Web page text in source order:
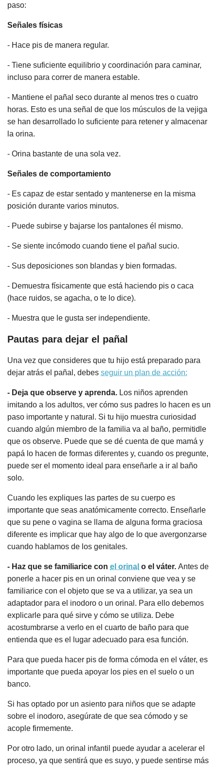
paso:
Señales físicas
- Hace pis de manera regular.
- Tiene suficiente equilibrio y coordinación para caminar,
incluso para correr de manera estable.
- Mantiene el pañal seco durante al menos tres o cuatro
horas. Esto es una señal de que los músculos de la vejiga
se han desarrollado lo suficiente para retener y almacenar
la orina.
- Orina bastante de una sola vez.
Señales de comportamiento
- Es capaz de estar sentado y mantenerse en la misma
posición durante varios minutos.
- Puede subirse y bajarse los pantalones él mismo.
- Se siente incómodo cuando tiene el pañal sucio.
- Sus deposiciones son blandas y bien formadas.
- Demuestra físicamente que está haciendo pis o caca
(hace ruidos, se agacha, o te lo dice).
- Muestra que le gusta ser independiente.
Pautas para dejar el pañal
Una vez que consideres que tu hijo está preparado para
dejar atrás el pañal, debes seguir un plan de acción:
- Deja que observe y aprenda. Los niños aprenden
imitando a los adultos, ver cómo sus padres lo hacen es un
paso importante y natural. Si tu hijo muestra curiosidad
cuando algún miembro de la familia va al baño, permitidle
que os observe. Puede que se dé cuenta de que mamá y
papá lo hacen de formas diferentes y, cuando os pregunte,
puede ser el momento ideal para enseñarle a ir al baño
solo.
Cuando les expliques las partes de su cuerpo es
importante que seas anatómicamente correcto. Enseñarle
que su pene o vagina se llama de alguna forma graciosa
diferente es implicar que hay algo de lo que avergonzarse
cuando hablamos de los genitales.
- Haz que se familiarice con el orinal o el váter. Antes de
ponerle a hacer pis en un orinal conviene que vea y se
familiarice con el objeto que se va a utilizar, ya sea un
adaptador para el inodoro o un orinal. Para ello debemos
explicarle para qué sirve y cómo se utiliza. Debe
acostumbrarse a verlo en el cuarto de baño para que
entienda que es el lugar adecuado para esa función.
Para que pueda hacer pis de forma cómoda en el váter, es
importante que pueda apoyar los pies en el suelo o un
banco.
Si has optado por un asiento para niños que se adapte
sobre el inodoro, asegúrate de que sea cómodo y se
acople firmemente.
Por otro lado, un orinal infantil puede ayudar a acelerar el
proceso, ya que sentirá que es suyo, y puede sentirse más